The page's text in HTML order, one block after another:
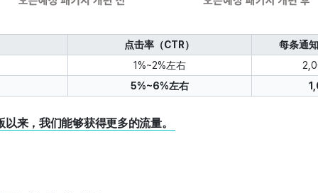
点击率（CTR）
每条通
1%~2%左右
5%~6%左右
来，我们能够获得更多的流量。